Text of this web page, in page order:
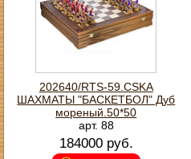
202640/RTS-59.CSKA
ШАХМАТЫ "БАСКЕТБОЛ" Дуб
мореный.50*50
арт. 88
184000 руб.